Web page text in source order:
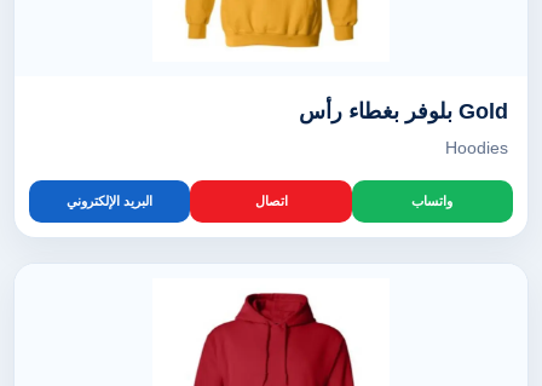
Gold بلوفر بغطاء رأس
Hoodies
واتساب اتصال البريد الإلكتروني